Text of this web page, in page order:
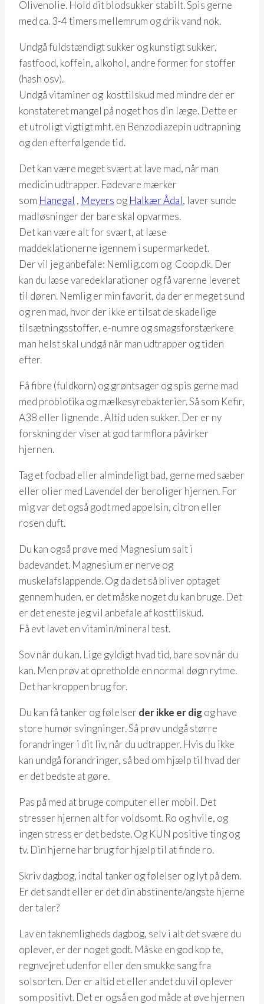
Olivenolie. Hold dit blodsukker stabilt. Spis gerne
med ca. 3-4 timers mellemrum og drik vand nok.
Undgå fuldstændigt sukker og kunstigt sukker,
fastfood, koffein, alkohol, andre former for stoffer
(hash osv).
Undgå vitaminer og kosttilskud med mindre der er
konstateret mangel på noget hos din læge. Dette er
et utroligt vigtigt mht. en Benzodiazepin udtrapning
og den efterfølgende tid.
Det kan være meget svært at lave mad, når man
medicin udtrapper. Fødevare mærker
som Hanegal , Meyers og Halkær Ådal, laver sunde
madløsninger der bare skal opvarmes.
Det kan være alt for svært, at læse
maddeklationerne igennem i supermarkedet.
Der vil jeg anbefale: Nemlig.com og Coop.dk. Der
kan du læse varedeklarationer og få varerne leveret
til døren. Nemlig er min favorit, da der er meget sund
og ren mad, hvor der ikke er tilsat de skadelige
tilsætningsstoffer, e-numre og smagsforstærkere
man helst skal undgå når man udtrapper og tiden
efter.
Få fibre (fuldkorn) og grøntsager og spis gerne mad
med probiotika og mælkesyrebakterier. Så som Kefir,
A38 eller lignende . Altid uden sukker. Der er ny
forskning der viser at god tarmflora påvirker
hjernen.
Tag et fodbad eller almindeligt bad, gerne med sæber
eller olier med Lavendel der beroliger hjernen. For
mig var det også godt med appelsin, citron eller
rosen duft.
Du kan også prøve med Magnesium salt i
badevandet. Magnesium er nerve og
muskelafslappende. Og da det så bliver optaget
gennem huden, er det måske noget du kan bruge. Det
er det eneste jeg vil anbefale af kosttilskud.
Få evt lavet en vitamin/mineral test.
Sov når du kan. Lige gyldigt hvad tid, bare sov når du
kan. Men prøv at opretholde en normal døgn rytme.
Det har kroppen brug for.
Du kan få tanker og følelser der ikke er digog have
store humør svingninger. Så prøv undgå større
forandringer i dit liv, når du udtrapper. Hvis du ikke
kan undgå forandringer, så bed om hjælp til hvad der
er det bedste at gøre.
Pas på med at bruge computer eller mobil. Det
stresser hjernen alt for voldsomt. Ro og hvile, og
ingen stress er det bedste. Og KUN positive ting og
tv. Din hjerne har brug for hjælp til at finde ro.
Skriv dagbog, indtal tanker og følelser og lyt på dem.
Er det sandt eller er det din abstinente/angste hjerne
der taler?
Lav en taknemligheds dagbog, selv i alt det svære du
oplever, er der noget godt. Måske en god kop te,
regnvejret udenfor eller den smukke sang fra
solsorten. Der er altid et eller andet du vil oplever
som positivt. Det er også en god måde at øve hjernen